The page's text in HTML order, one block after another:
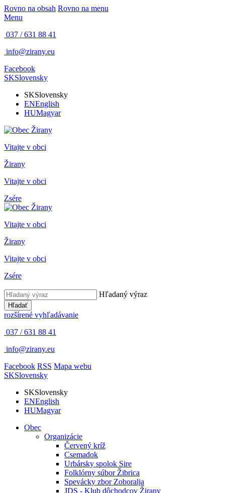
Rovno na obsah Rovno na menu
Menu
037 / 631 88 41
info@zirany.eu
Facebook
SKSlovensky
SKSlovensky
ENEnglish
HUMagyar
Vitajte v obci
Žirany
Vitajte v obci
Zsére
Vitajte v obci
Žirany
Vitajte v obci
Zsére
Hľadaný výraz
Hľadať
rozšírené vyhľadávanie
037 / 631 88 41
info@zirany.eu
Facebook RSS Mapa webu
SKSlovensky
SKSlovensky
ENEnglish
HUMagyar
Obec
Organizácie
Červený kríž
Csemadok
Urbársky spolok Sire
Folklórny súbor Žibrica
Spevácky zbor Zoboralja
JDS - Klub dôchodcov Žirany